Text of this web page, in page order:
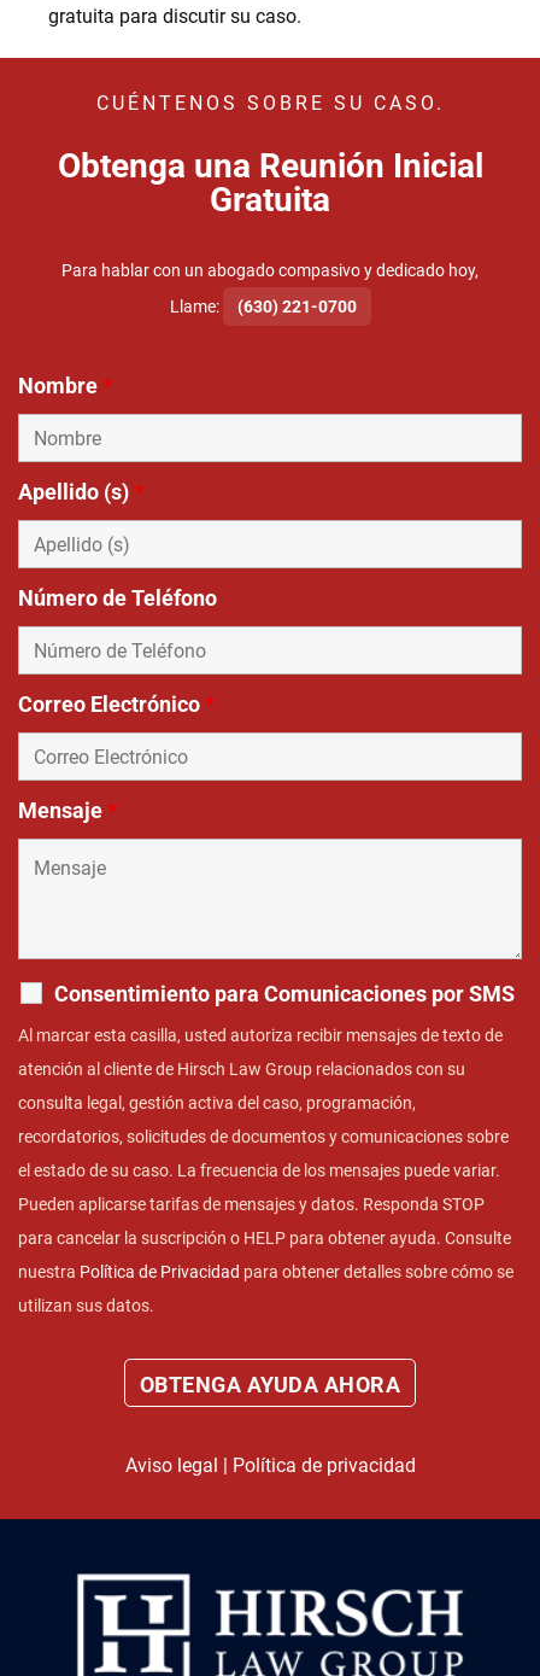
gratuita para discutir su caso.
CUÉNTENOS SOBRE SU CASO.
Obtenga una Reunión Inicial
Gratuita
Para hablar con un abogado compasivo y dedicado hoy,
Llame:
(630) 221-0700
Nombre*
Apellido (s)*
Número de Teléfono
Correo Electrónico*
Mensaje*
Consentimiento para Comunicaciones por SMS
Al marcar esta casilla, usted autoriza recibir mensajes de texto de
atención al cliente de Hirsch Law Group relacionados con su
consulta legal, gestión activa del caso, programación,
recordatorios, solicitudes de documentos y comunicaciones sobre
el estado de su caso. La frecuencia de los mensajes puede variar.
Pueden aplicarse tarifas de mensajes y datos. Responda STOP
para cancelar la suscripción o HELP para obtener ayuda. Consulte
nuestra Política de Privacidad para obtener detalles sobre cómo se
utilizan sus datos.
Aviso legal Política de privacidad